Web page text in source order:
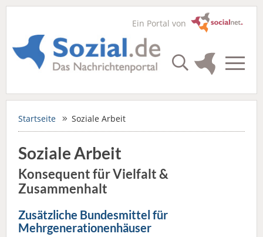
Ein Portal von
Startseite Soziale Arbeit
Soziale Arbeit
Konsequent für Vielfalt &
Zusammenhalt
Zusätzliche Bundesmittel für
Mehrgenerationenhäuser